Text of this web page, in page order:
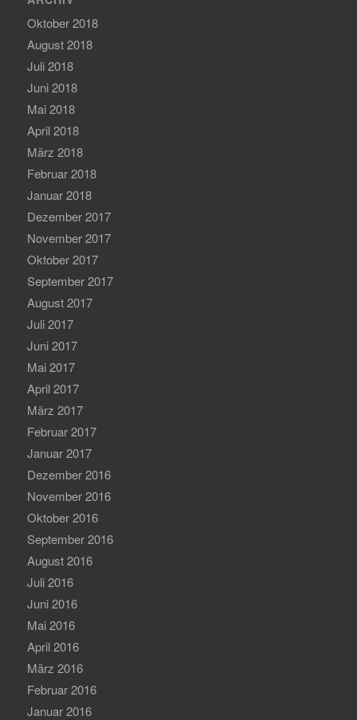
Oktober 2018
August 2018
Juli 2018
Juni 2018
Mai 2018
April 2018
März 2018
Februar 2018
Januar 2018
Dezember 2017
November 2017
Oktober 2017
September 2017
August 2017
Juli 2017
Juni 2017
Mai 2017
April 2017
März 2017
Februar 2017
Januar 2017
Dezember 2016
November 2016
Oktober 2016
September 2016
August 2016
Juli 2016
Juni 2016
Mai 2016
April 2016
März 2016
Februar 2016
Januar 2016